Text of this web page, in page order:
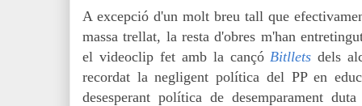
A excepció d'un molt breu tall que
massa trellat, la resta d'obres m'han
el videoclip fet amb la cançóBitlletsdels
recordat la negligent política del PP en
desesperant política de desemparament